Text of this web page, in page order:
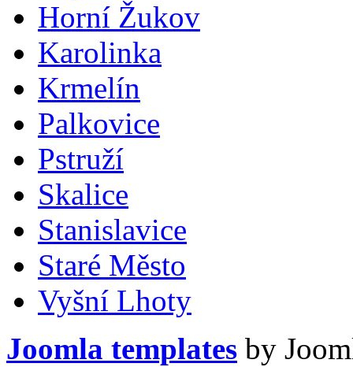
Horní Žukov
Karolinka
Krmelín
Palkovice
Pstruží
Skalice
Stanislavice
Staré Město
Vyšní Lhoty
Joomla templates by